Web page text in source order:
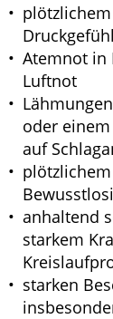
Atemnot in
Luftnot
oder
auf
anhaltend
starkem
starken